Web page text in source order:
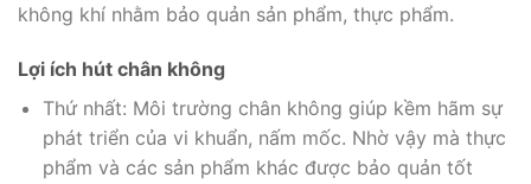
không khí nhằm bảo quản sản phẩm, thực phẩm.
Lợi ích hút chân không
Thứ nhất: Môi trường chân không giúp kềm hãm sự
phát triển của vi khuẩn, nấm mốc. Nhờ vậy mà thực
phẩm và các sản phẩm khác được bảo quản tốt